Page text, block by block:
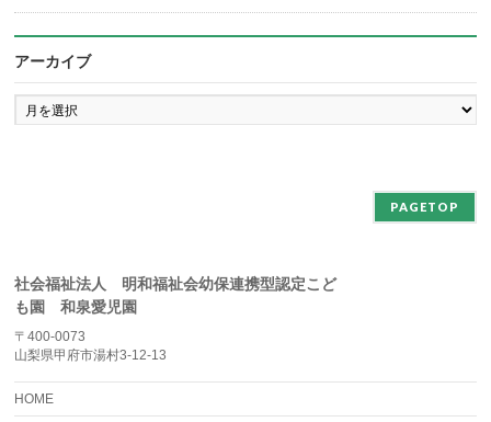
アーカイブ
ア
ー
PAGETOP
社会福祉法人 明和福祉会幼保連携型認定こど
も園 和泉愛児園
〒400-0073
山梨県甲府市湯村3-12-13
HOME